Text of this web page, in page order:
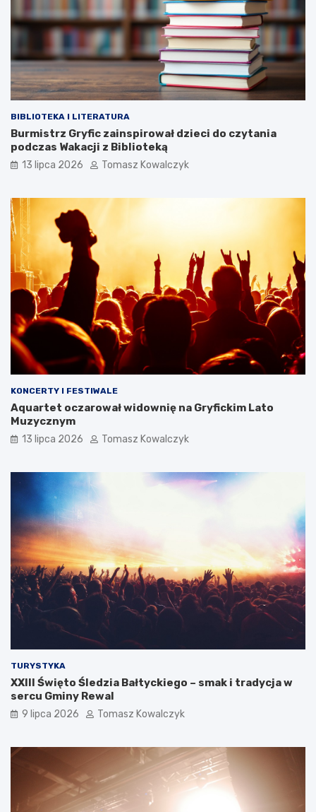
BIBLIOTEKA I LITERATURA
Burmistrz Gryfic zainspirował dzieci do czytania
podczas Wakacji z Biblioteką
13 lipca 2026 Tomasz Kowalczyk
KONCERTY I FESTIWALE
Aquartet oczarował widownię na Gryfickim Lato
Muzycznym
13 lipca 2026 Tomasz Kowalczyk
TURYSTYKA
XXIII Święto Śledzia Bałtyckiego – smak i tradycja w
sercu Gminy Rewal
9 lipca 2026 Tomasz Kowalczyk